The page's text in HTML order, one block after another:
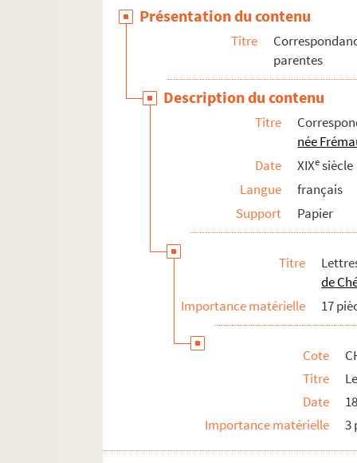
Présentation du contenu
Titre
parentes
Description du contenu
Titre
née
Date
XIXesiècle
Langue
français
Support
Papier
Titre
de
Importance matérielle
17
Cote
Titre
Date
Importance matérielle
3